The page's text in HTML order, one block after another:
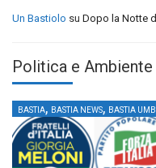
Un Bastiolo su Dopo la Notte
Politica e Ambiente
BASTIA, BASTIA NEWS, BASTIA